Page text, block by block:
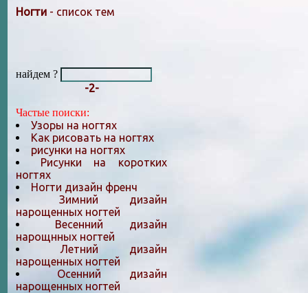
Ногти - список тем
найдем ?
-2-
Частые поиски:
Узоры на ногтях
Как рисовать на ногтях
рисунки на ногтях
Рисунки на коротких
ногтях
Ногти дизайн френч
Зимний дизайн
нарощенных ногтей
Весенний дизайн
нарощнных ногтей
Летний дизайн
нарощенных ногтей
Осенний дизайн
нарощенных ногтей